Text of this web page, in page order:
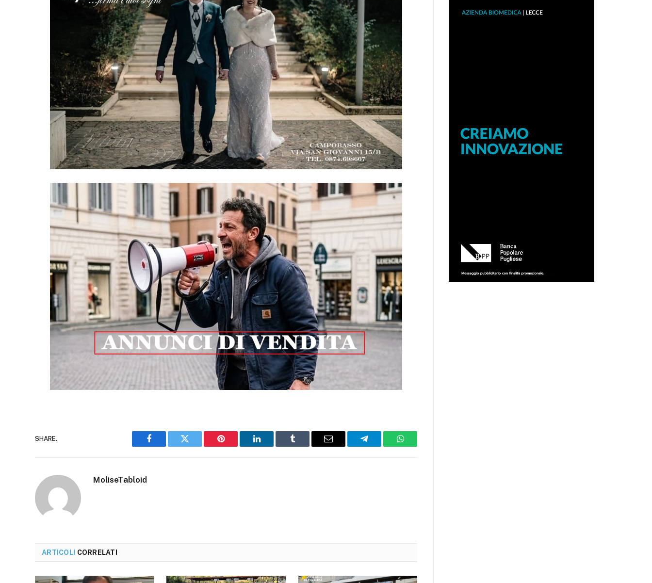
SHARE.
Facebook Twitter Pinterest LinkedIn Tumblr Email Telegram WhatsApp
MoliseTabloid
ARTICOLI CORRELATI